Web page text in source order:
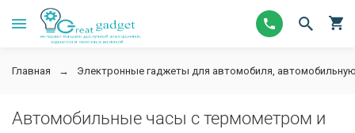
Главная Электронные гаджеты для автомобиля,
Автомобильные часы с термометром и